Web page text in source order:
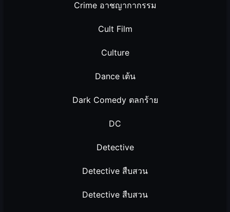
Crime อาชญากากรรม
Cult Film
Culture
Dance เต้น
Dark Comedy ตลกร้าย
DC
Detective
Detective สืบสวน
Detective สืบสวน